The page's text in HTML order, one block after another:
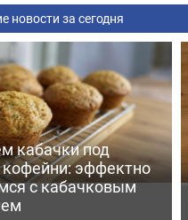
новости за сегодня
кабачки под
кофейни: эффектно
с кабачковым